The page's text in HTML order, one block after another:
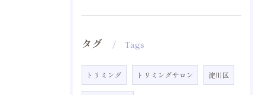
タグ Tags
トリミング トリミングサロン 淀川区